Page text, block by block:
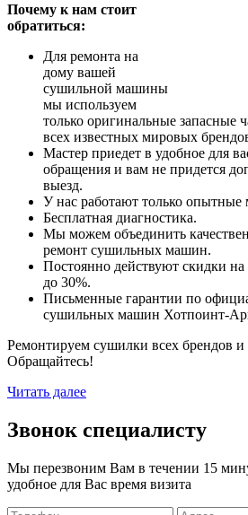
Почему к нам стоит
обратиться:
Для ремонта на
дому вашей
сушильной машины
мы используем
только оригинальные запасные
всех известных мировых
Мастер приедет в удобное для
обращения и вам не придется
выезд.
У нас работают только опытные
Бесплатная диагностика.
Мы можем объединить
ремонт сушильных машин.
Постоянно действуют скидки на
до 30%.
Письменные гарантии по
сушильных машин Хотпоинт-
Ремонтируем сушилки всех брендов и
Обращайтесь!
Читать далее
Звонок специалисту
Мы перезвоним Вам в течении 15
удобное для Вас время визита